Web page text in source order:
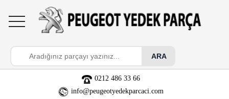
toggle
navigation
0212 486 33 66
info@peugeotyedekparcaci.com